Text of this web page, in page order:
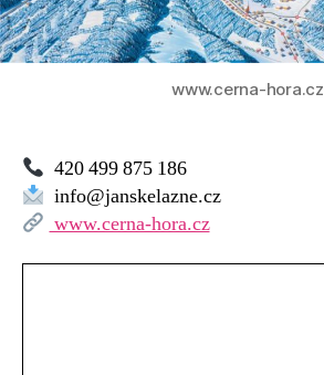
www.cerna-hora.cz
420 499 875 186
info@janskelazne.cz
www.cerna-hora.cz